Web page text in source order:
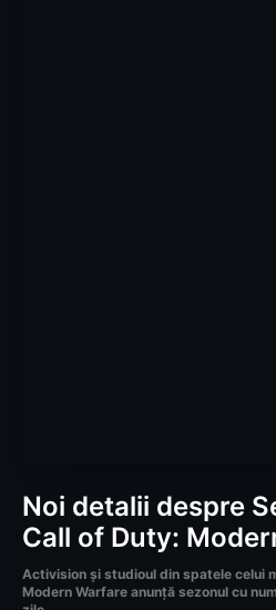
Noi detalii despre
Call of Duty:
Activision și studioul din spatele celui
Modern Warfare anunță sezonul cu